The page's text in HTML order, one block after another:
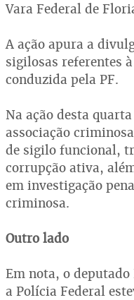
Vara Federal de
A ação apura a
sigilosas referentes
conduzida pela PF.
Na ação desta
associação
de sigilo funcional,
corrupção ativa,
em investigação
criminosa.
Outro lado
Em nota, o
a Polícia Federal